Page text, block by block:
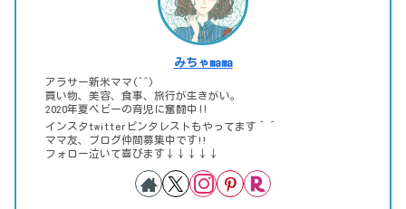
みちゃmama
アラサー新米ママ(^^)
買い物、美容、食事、旅行が生きがい。
2020年夏ベビーの育児に奮闘中‼
インスタtwitterピンタレストもやってます＾＾
ママ友、ブログ仲間募集中です!!
フォロー泣いて喜びます↓↓↓↓↓